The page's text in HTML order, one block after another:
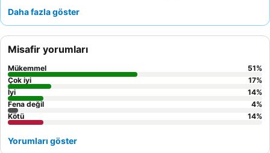
yüzlü personel sürekli övgü almakta olup,
unutulmaz bir deneyim için, pitoresk çevrenin tadını çıkarmak
üzeredeniz manzaralı
yapmayı düşünebilirsiniz.
Daha fazla göster
Misafir yorumları
Mükemmel 51%
Çok iyi
17%
İyi
14%
Fena değil
4%
Kötü
14%
Yorumları göster